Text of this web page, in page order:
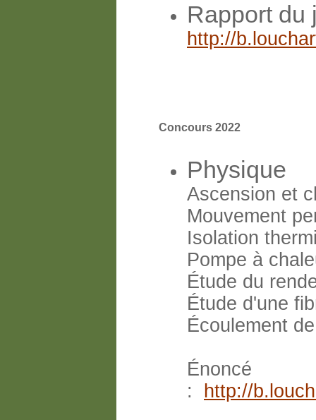
Rapport du
http://
Concours 2022
Physique
Ascension et
Mouvement
Isolation
Pompe à
Étude du
Étude d'une
Écoulement
Énoncé
:
http://